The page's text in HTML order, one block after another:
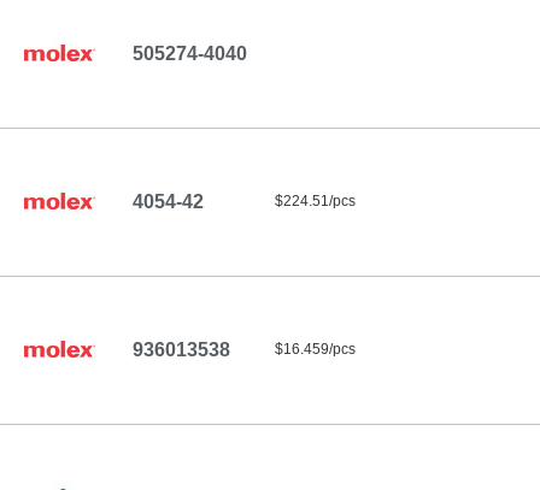
505274-4040
4054-42 $224.51/pcs
936013538 $16.459/pcs